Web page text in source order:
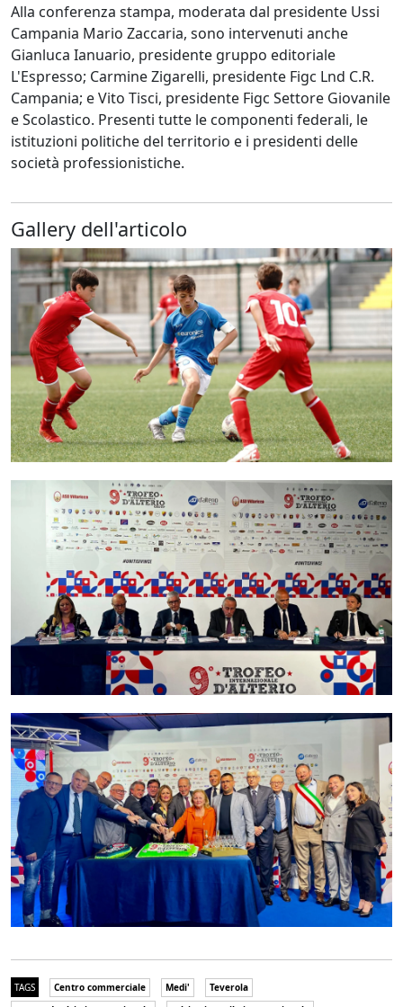
Alla conferenza stampa, moderata dal presidente Ussi
Campania Mario Zaccaria, sono intervenuti anche
Gianluca Ianuario, presidente gruppo editoriale
L'Espresso; Carmine Zigarelli, presidente Figc Lnd C.R.
Campania; e Vito Tisci, presidente Figc Settore Giovanile
e Scolastico. Presenti tutte le componenti federali, le
istituzioni politiche del territorio e i presidenti delle
società professionistiche.
Gallery dell'articolo
TAGS Centro commerciale Medi'
Teverola